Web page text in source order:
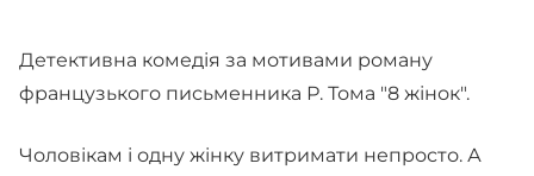
Детективна комедія за мотивами роману
французького письменника Р. Тома "8 жінок".
Чоловікам і одну жінку витримати непросто. А